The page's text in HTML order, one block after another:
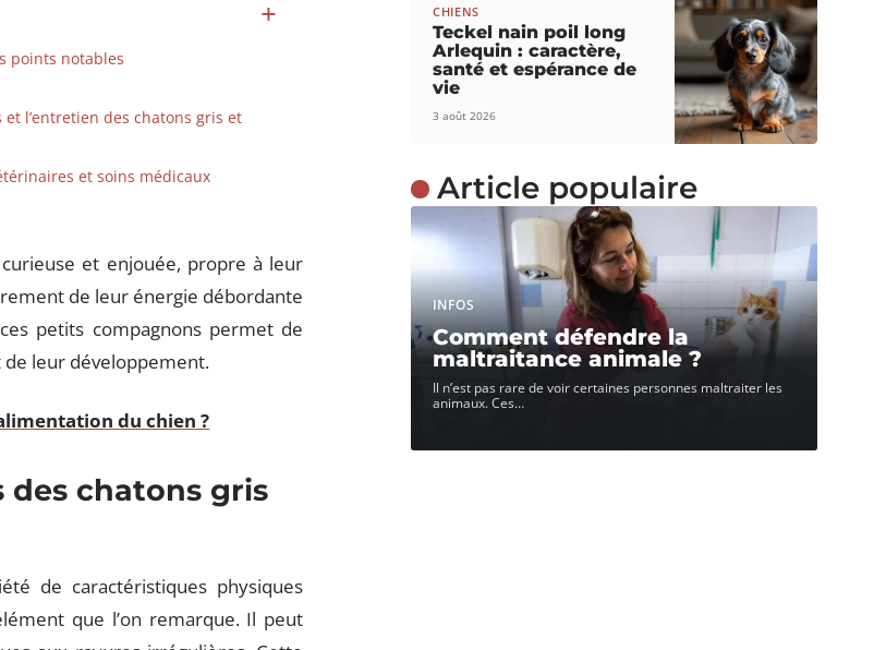
points notables
et l’entretien des chatons gris et
et soins médicaux
et enjouée, propre à leur
de leur énergie débordante
petits compagnons permet de
leur développement.
du chien ?
des chatons gris
de caractéristiques physiques
que l’on remarque. Il peut
CHIENS
Teckel nain poil long
Arlequin : caractère,
santé et espérance de
vie
3 août 2026
Article populaire
INFOS
Comment défendre la
maltraitance animale ?
Il n’est pas rare de voir certaines personnes maltraiter les
animaux. Ces…